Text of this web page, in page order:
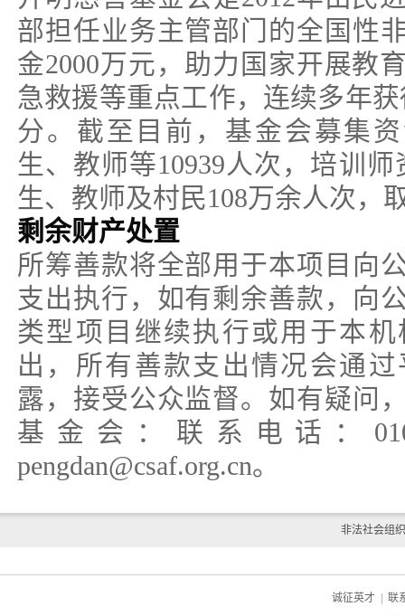
部担任业务主管部门的全国性
金2000万元，助力国家开展教
急救援等重点工作，连续多年
分。截至目前，基金会募集
生、教师等10939人次，培训
生、教师及村民108万余人次，
剩余财产处置
所筹善款将全部用于本项目向
支出执行，如有剩余善款，向
类型项目继续执行或用于本
出，所有善款支出情况会通
露，接受公众监督。如有疑问
基金会：联系电话：
pengdan@csaf.org.cn。
非法社会组
诚征英才
联